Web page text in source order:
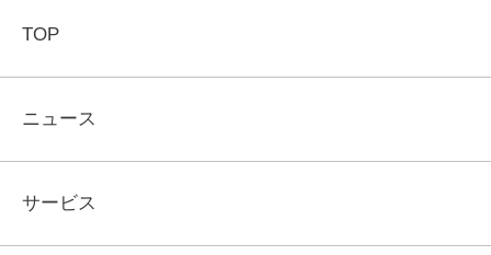
TOP
ニュース
サービス